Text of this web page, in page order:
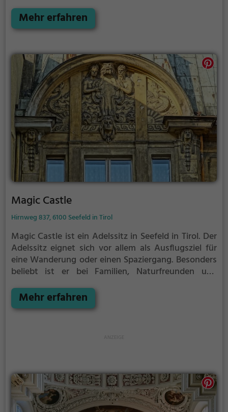
Aspekte aus längst vergangenen Zeiten und bietet
einen kleinen Einblick in die Geschichte.
Mehr erfahren
Magic Castle
Hirnweg 837, 6100 Seefeld in Tirol
Magic Castle ist ein Adelssitz in Seefeld in Tirol. Der
Adelssitz eignet sich vor allem als Ausflugsziel für
eine Wanderung oder einen Spaziergang. Besonders
beliebt ist er bei Familien, Naturfreunden und
Aspekte aus längst vergangenen Zeiten und bietet
einen kleinen Einblick in die Geschichte.
Mehr erfahren